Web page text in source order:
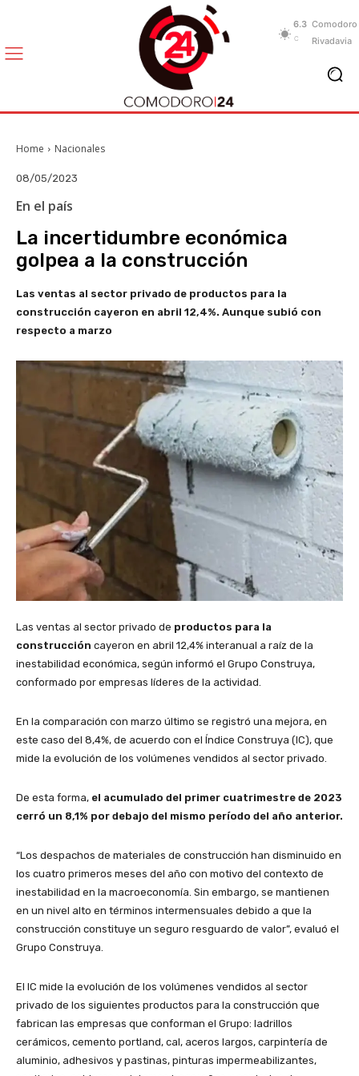
6.3
C
Comodoro
Rivadavia
Home Nacionales
08/05/2023
En el país
La incertidumbre económica
golpea a la construcción
Las ventas al sector privado de productos para la
construcción cayeron en abril 12,4%. Aunque subió con
respecto a marzo
Las ventas al sector privado de productos para la
construcción cayeron en abril 12,4% interanual a raíz de la
inestabilidad económica, según informó el Grupo Construya,
conformado por empresas líderes de la actividad.
En la comparación con marzo último se registró una mejora, en
este caso del 8,4%, de acuerdo con el Índice Construya (IC), que
mide la evolución de los volúmenes vendidos al sector privado.
De esta forma, el acumulado del primer cuatrimestre de 2023
cerró un 8,1% por debajo del mismo período del año anterior.
“Los despachos de materiales de construcción han disminuido en
los cuatro primeros meses del año con motivo del contexto de
inestabilidad en la macroeconomía. Sin embargo, se mantienen
en un nivel alto en términos intermensuales debido a que la
construcción constituye un seguro resguardo de valor”, evaluó el
Grupo Construya.
El IC mide la evolución de los volúmenes vendidos al sector
privado de los siguientes productos para la construcción que
fabrican las empresas que conforman el Grupo: ladrillos
cerámicos, cemento portland, cal, aceros largos, carpintería de
aluminio, adhesivos y pastinas, pinturas impermeabilizantes,